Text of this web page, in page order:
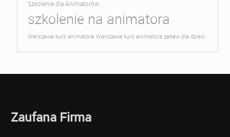
Szkolenie dla Animatorów
szkolenie na animatora
Warszawa kurs animatora Warszawa kurs animatora zabaw dla dzieci
Zaufana Firma